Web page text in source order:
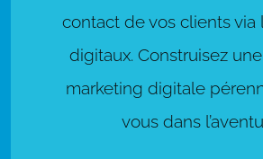
contact de vos clients via
digitaux. Construisez
marketing digitale
vous dans